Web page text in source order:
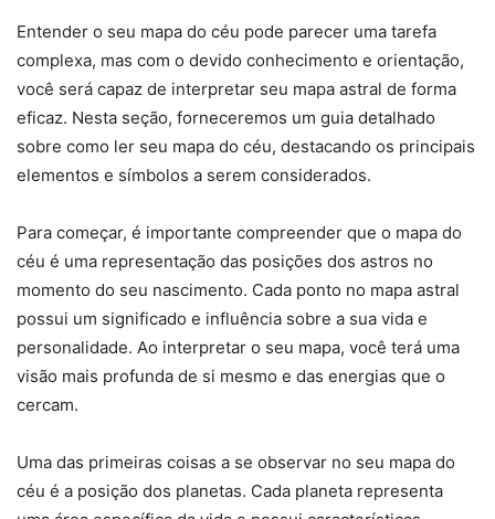
Entender o seu mapa do céu pode parecer uma tarefa
complexa, mas com o devido conhecimento e orientação,
você será capaz de interpretar seu mapa astral de forma
eficaz. Nesta seção, forneceremos um guia detalhado
sobre como ler seu mapa do céu, destacando os principais
elementos e símbolos a serem considerados.
Para começar, é importante compreender que o mapa do
céu é uma representação das posições dos astros no
momento do seu nascimento. Cada ponto no mapa astral
possui um significado e influência sobre a sua vida e
personalidade. Ao interpretar o seu mapa, você terá uma
visão mais profunda de si mesmo e das energias que o
cercam.
Uma das primeiras coisas a se observar no seu mapa do
céu é a posição dos planetas. Cada planeta representa